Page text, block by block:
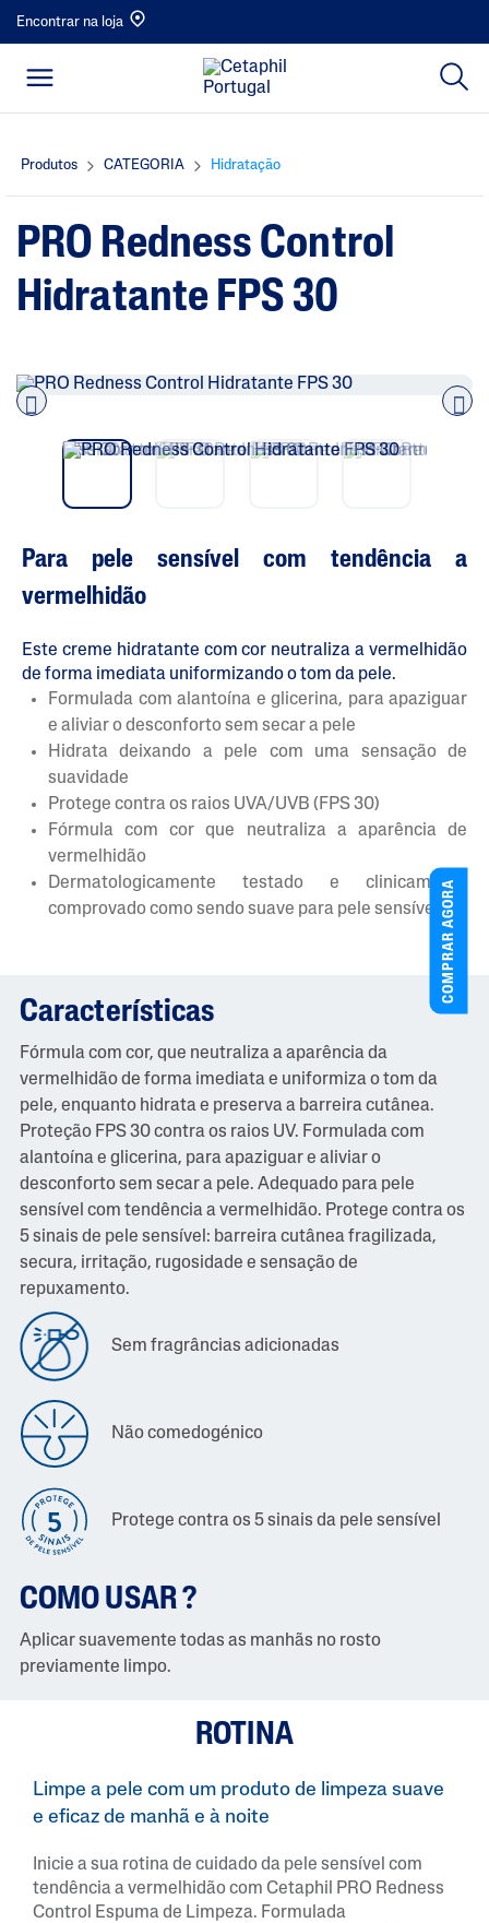
Encontrar na loja
Produtos CATEGORIA Hidratação
PRO Redness Control
Hidratante FPS 30
Para pele sensível com tendência a
vermelhidão
Este creme hidratante com cor neutraliza a vermelhidão
de forma imediata uniformizando o tom da pele.
Formulada com alantoína e glicerina, para apaziguar
e aliviar o desconforto sem secar a pele
Hidrata deixando a pele com uma sensação de
suavidade
Protege contra os raios UVA/UVB (FPS 30)
Fórmula com cor que neutraliza a aparência de
vermelhidão
Dermatologicamente testado e clinicamente
comprovado como sendo suave para pele sensível
Características
Fórmula com cor, que neutraliza a aparência da
vermelhidão de forma imediata e uniformiza o tom da
pele, enquanto hidrata e preserva a barreira cutânea.
Proteção FPS 30 contra os raios UV. Formulada com
alantoína e glicerina, para apaziguar e aliviar o
desconforto sem secar a pele. Adequado para pele
sensível com tendência a vermelhidão. Protege contra os
5 sinais de pele sensível: barreira cutânea fragilizada,
secura, irritação, rugosidade e sensação de
repuxamento.
Sem fragrâncias adicionadas
Não comedogénico
Protege contra os 5 sinais da pele sensível
COMO USAR ?
Aplicar suavemente todas as manhãs no rosto
previamente limpo.
ROTINA
Limpe a pele com um produto de limpeza suave
e eficaz de manhã e à noite
Inicie a sua rotina de cuidado da pele sensível com
tendência a vermelhidão com Cetaphil PRO Redness
Control Espuma de Limpeza. Formulada
COMPRAR AGORA